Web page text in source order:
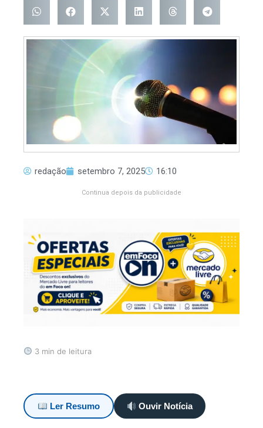
redação setembro 7, 2025 16:10
Continua depois da publicidade
3 min de leitura
Ler Resumo Ouvir Notícia